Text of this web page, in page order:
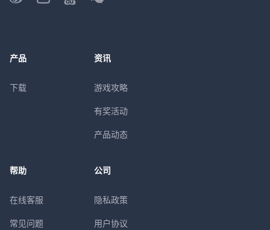
产品
下载
资讯
游戏攻略
有奖活动
产品动态
帮助
在线客服
常见问题
公司
隐私政策
用户协议